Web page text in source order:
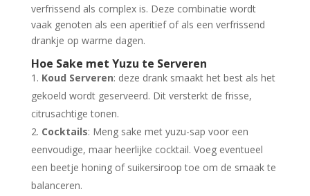
verfrissend als complex is. Deze combinatie wordt
vaak genoten als een aperitief of als een verfrissend
drankje op warme dagen.
Hoe Sake met Yuzu te Serveren
Koud Serveren: deze drank smaakt het best als het
gekoeld wordt geserveerd. Dit versterkt de frisse,
citrusachtige tonen.
Cocktails: Meng sake met yuzu-sap voor een
eenvoudige, maar heerlijke cocktail. Voeg eventueel
een beetje honing of suikersiroop toe om de smaak te
balanceren.